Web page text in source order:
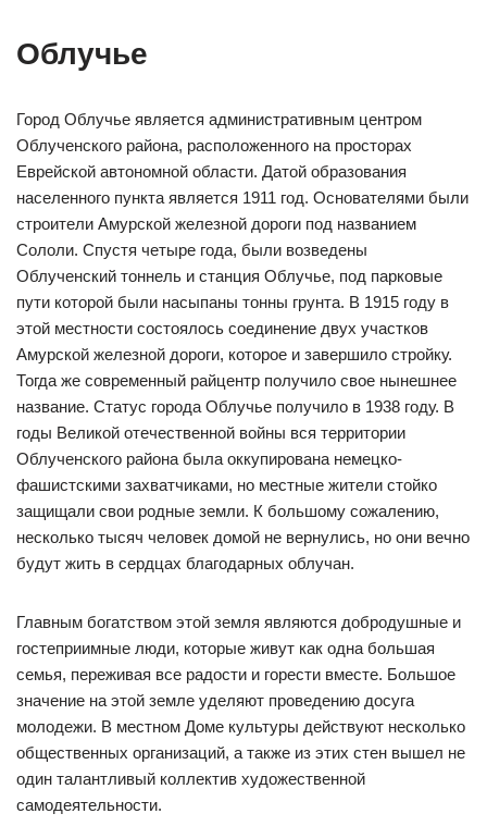
Облучье
Город Облучье является административным центром
Облученского района, расположенного на просторах
Еврейской автономной области. Датой образования
населенного пункта является 1911 год. Основателями были
строители Амурской железной дороги под названием
Сололи. Спустя четыре года, были возведены
Облученский тоннель и станция Облучье, под парковые
пути которой были насыпаны тонны грунта. В 1915 году в
этой местности состоялось соединение двух участков
Амурской железной дороги, которое и завершило стройку.
Тогда же современный райцентр получило свое нынешнее
название. Статус города Облучье получило в 1938 году. В
годы Великой отечественной войны вся территории
Облученского района была оккупирована немецко-
фашистскими захватчиками, но местные жители стойко
защищали свои родные земли. К большому сожалению,
несколько тысяч человек домой не вернулись, но они вечно
будут жить в сердцах благодарных облучан.
Главным богатством этой земля являются добродушные и
гостеприимные люди, которые живут как одна большая
семья, переживая все радости и горести вместе. Большое
значение на этой земле уделяют проведению досуга
молодежи. В местном Доме культуры действуют несколько
общественных организаций, а также из этих стен вышел не
один талантливый коллектив художественной
самодеятельности.